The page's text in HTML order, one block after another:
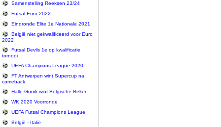
Samenstelling Reeksen 23/24
Futsal Euro 2022
Eindronde Elite 1e Nationale 2021
België niet gekwalificeerd voor Euro
2022
Futsal Devils 1e op kwalificatie
tornooi
UEFA Champions League 2020
FT Antwerpen wint Supercup na
comeback
Halle-Gooik wint Belgische Beker
WK 2020 Voorronde
UEFA Futsal Champions League
België - Italië